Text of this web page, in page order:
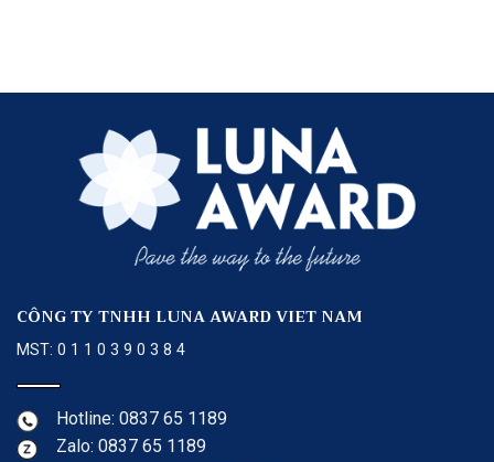
CÔNG TY TNHH LUNA AWARD VIET NAM
MST: 0 1 1 0 3 9 0 3 8 4
Hotline: 0837 65 1189
Zalo: 0837 65 1189